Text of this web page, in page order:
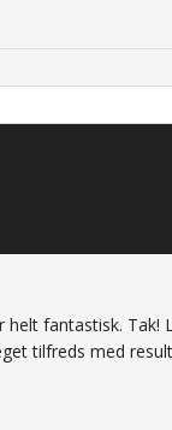
fantastisk. Tak!
tilfreds med